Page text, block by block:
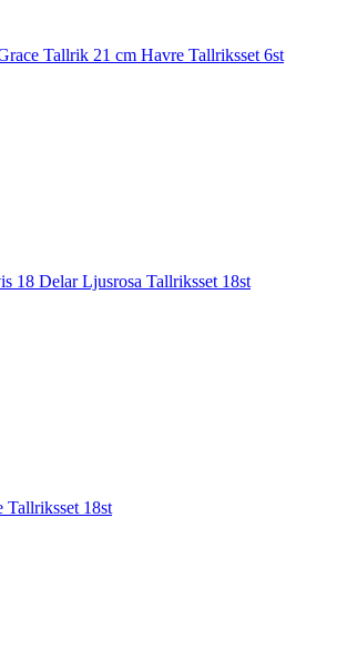
Tallrik 21 cm Havre Tallriksset 6st
18 Delar Ljusrosa Tallriksset 18st
18st